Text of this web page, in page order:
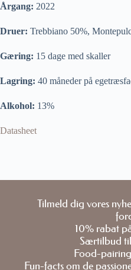
Årgang: 2022
Druer: Trebbiano 50%,
Gæring: 15 dage med skaller
Lagring: 40 måneder på
Alkohol: 13%
Datasheet
Tilmeld dig vores
10% rabat
Særtilbud
Food-
Fun-facts om de